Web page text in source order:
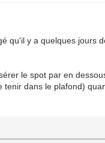
qu'il y a quelques jours
le spot par en
tenir dans le plafond)